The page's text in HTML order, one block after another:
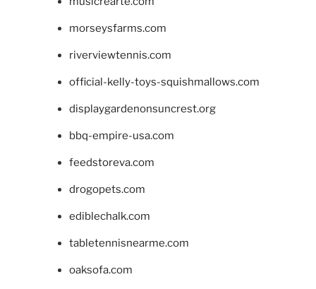
morseysfarms.com
riverviewtennis.com
official-kelly-toys-squishmallows.com
displaygardenonsuncrest.org
bbq-empire-usa.com
feedstoreva.com
drogopets.com
ediblechalk.com
tabletennisnearme.com
oaksofa.com